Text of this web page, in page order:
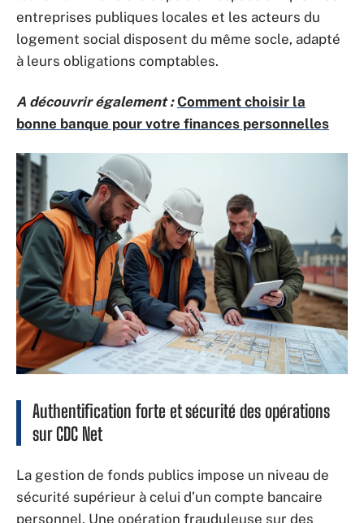
entreprises publiques locales et les acteurs du
logement social disposent du même socle, adapté
à leurs obligations comptables.
A découvrir également : Comment choisir la
bonne banque pour votre finances personnelles
Authentification forte et sécurité des opérations
sur CDC Net
La gestion de fonds publics impose un niveau de
sécurité supérieur à celui d’un compte bancaire
personnel. Une opération frauduleuse sur des